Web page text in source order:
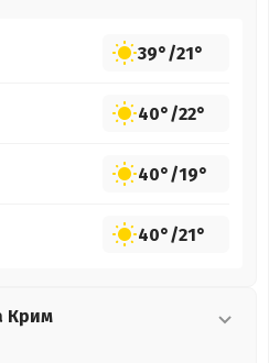
39°/21°
40°/22°
40°/19°
40°/21°
Крим